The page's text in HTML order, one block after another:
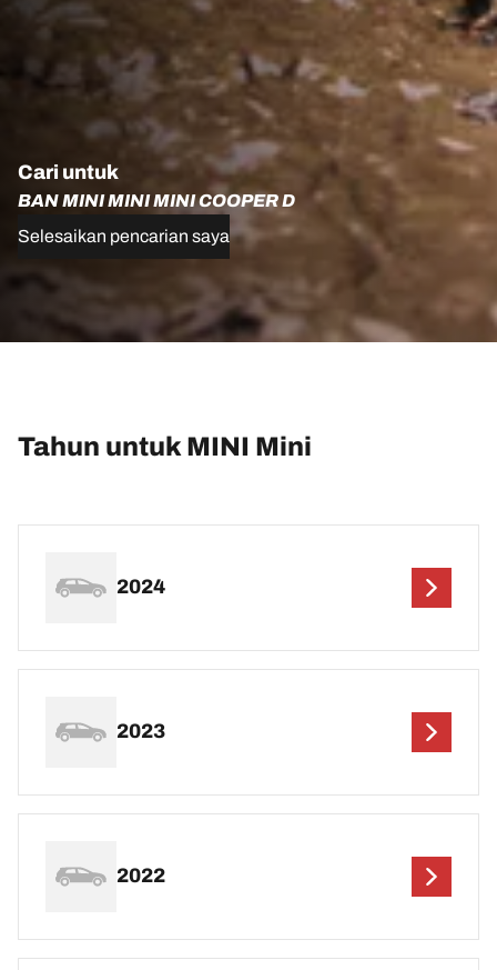
Cari untuk
BAN MINI MINI MINI COOPER D
Selesaikan pencarian saya
Tahun untuk MINI Mini
2024
2023
2022